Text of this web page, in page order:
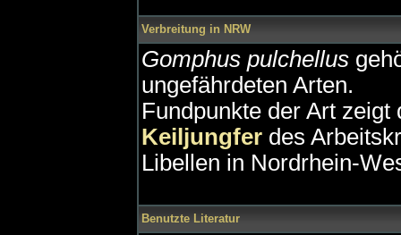
Verbreitung in NRW
Gomphus pulchellus
ungefährdeten Arten.
Fundpunkte der Art
Keiljungfer des
Libellen in Nordrhein-
Benutzte Literatur